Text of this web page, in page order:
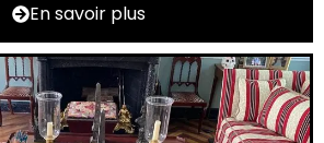
En savoir plus